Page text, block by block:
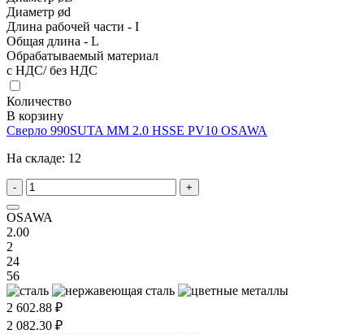
Диаметр ød
Длина рабочей части - I
Общая длина - L
Обрабатываемый материал
с НДС/ без НДС
Количество
В корзину
Сверло 990SUTA MM 2.0 HSSE PV10 OSAWA
На складе: 12
- +
OSAWA
2.00
2
24
56
2 602.88 ₽
2 082.30 ₽